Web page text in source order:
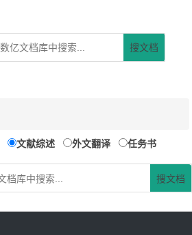
搜文档
文献综述 外文翻译 任务书
搜文档